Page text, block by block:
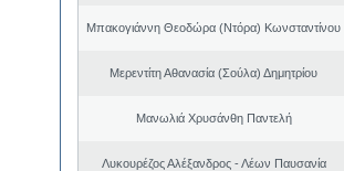
Μπακογιάννη Θεοδώρα (Ντόρα) Κωνσταντίνου
Μερεντίτη Αθανασία (Σούλα) Δημητρίου
Μανωλιά Χρυσάνθη Παντελή
Λυκουρέζος Αλέξανδρος - Λέων Παυσανία